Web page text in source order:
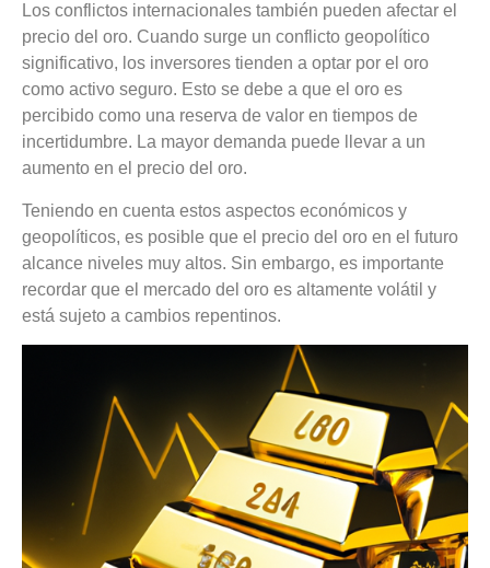
Los conflictos internacionales también pueden afectar el
precio del oro. Cuando surge un conflicto geopolítico
significativo, los inversores tienden a optar por el oro
como activo seguro. Esto se debe a que el oro es
percibido como una reserva de valor en tiempos de
incertidumbre. La mayor demanda puede llevar a un
aumento en el precio del oro.
Teniendo en cuenta estos aspectos económicos y
geopolíticos, es posible que el precio del oro en el futuro
alcance niveles muy altos. Sin embargo, es importante
recordar que el mercado del oro es altamente volátil y
está sujeto a cambios repentinos.